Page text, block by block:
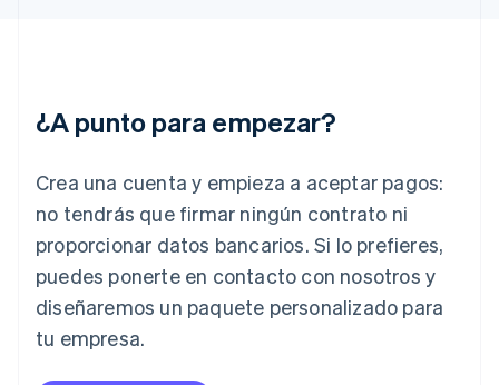
¿A punto para empezar?
Crea una cuenta y empieza a aceptar pagos:
no tendrás que firmar ningún contrato ni
proporcionar datos bancarios. Si lo prefieres,
puedes ponerte en contacto con nosotros y
diseñaremos un paquete personalizado para
tu empresa.
India
English
Italia
ItalianoEnglish
Japón
日本語 English
Letonia
Liechtenstein